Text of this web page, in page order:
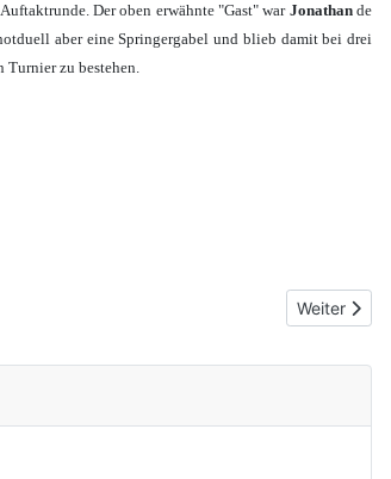
Der oben erwähnte "Gast" war Jonathande
aber eine Springergabel und blieb damit bei drei
Turnier zu bestehen.
Nächster
Weiter